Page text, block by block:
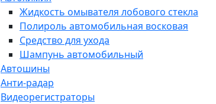
Жидкость омывателя лобового стекла
Полироль автомобильная восковая
Средство для ухода
Шампунь автомобильный
Автошины
Анти-радар
Видеорегистраторы